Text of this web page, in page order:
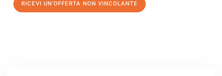
RICEVI UN'OFFERTA NON VINCOLANTE